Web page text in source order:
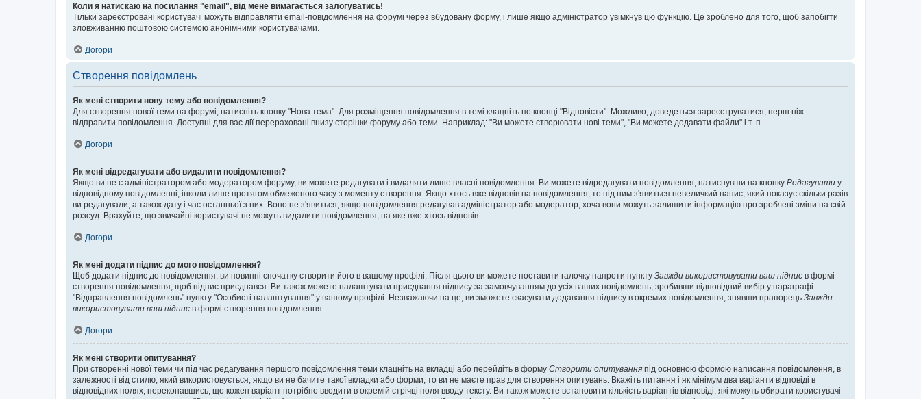
Коли я натискаю на посилання "email", від мене вимагається залогуватись!
Тільки зареєстровані користувачі можуть відправляти email-повідомлення на форумі через вбудовану форму, і лише якщо адміністратор увімкнув цю функцію. Це зроблено для того, щоб запобігти
зловживанню поштовою системою анонімними користувачами.
Догори
Створення повідомлень
Як мені створити нову тему або повідомлення?
Для створення нової теми на форумі, натисніть кнопку "Нова тема". Для розміщення повідомлення в темі клацніть по кнопці "Відповісти". Можливо, доведеться зареєструватися, перш ніж
відправити повідомлення. Доступні для вас дії перераховані внизу сторінки форуму або теми. Наприклад: "Ви можете створювати нові теми", "Ви можете додавати файли" і т. п.
Догори
Як мені відредагувати або видалити повідомлення?
Якщо ви не є адміністратором або модератором форуму, ви можете редагувати і видаляти лише власні повідомлення. Ви можете відредагувати повідомлення, натиснувши на кнопку Редагувати у
відповідному повідомленні, інколи лише протягом обмеженого часу з моменту створення. Якщо хтось вже відповів на повідомлення, то під ним з'явиться невеличкий напис, який показує скільки разів
ви редагували, а також дату і час останньої з них. Воно не з'явиться, якщо повідомлення редагував адміністратор або модератор, хоча вони можуть залишити інформацію про зроблені зміни на свій
розсуд. Врахуйте, що звичайні користувачі не можуть видалити повідомлення, на яке вже хтось відповів.
Догори
Як мені додати підпис до мого повідомлення?
Щоб додати підпис до повідомлення, ви повинні спочатку створити його в вашому профілі. Після цього ви можете поставити галочку напроти пункту Завжди використовувати ваш підпис в формі
створення повідомлення, щоб підпис приєднався. Ви також можете налаштувати приєднання підпису за замовчуванням до усіх ваших повідомлень, зробивши відповідний вибір у параграфі
"Відправлення повідомлень" пункту "Особисті налаштування" у вашому профілі. Незважаючи на це, ви зможете скасувати додавання підпису в окремих повідомлення, знявши прапорець Завжди
використовувати ваш підпис в формі створення повідомлення.
Догори
Як мені створити опитування?
При створенні нової теми чи під час редагування першого повідомлення теми клацніть на вкладці або перейдіть в форму Створити опитування під основною формою написання повідомлення, в
залежності від стилю, який використовується; якщо ви не бачите такої вкладки або форми, то ви не маєте прав для створення опитувань. Вкажіть питання і як мінімум два варіанти відповіді в
відповідних полях, переконавшись, що кожен варіант потрібно вводити в окремій стрічці поля вводу тексту. Ви також можете встановити кількість варіантів відповіді, які можуть обирати користувачі